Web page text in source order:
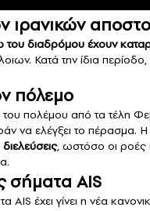
του διαδρόμου έχουν
Κατά την ίδια
πόλεμο
πολέμου από τα τέλη
να ελέγξει το πέρασμα.
, ωστόσο οι ροές
σήματα AIS
AIS έχει γίνει η νέα